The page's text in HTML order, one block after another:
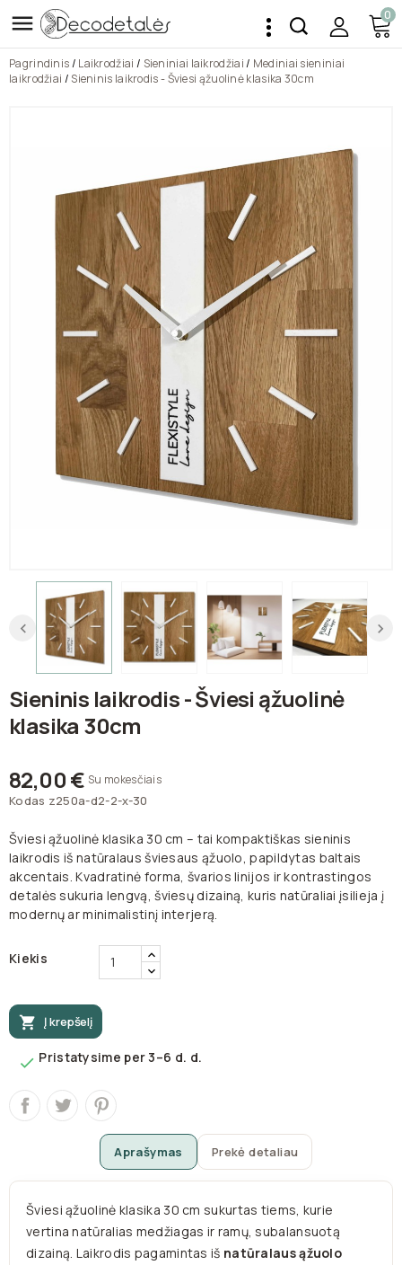
 0
Pagrindinis Laikrodžiai Sieniniai laikrodžiai
Mediniai sieniniai
laikrodžiai
Sieninis laikrodis - Šviesi ąžuolinė klasika 30cm
Sieninis laikrodis - Šviesi ąžuolinė
klasika 30cm
82,00 € Su mokesčiais
Kodas z250a-d2-2-x-30
Šviesi ąžuolinė klasika 30 cm – tai kompaktiškas sieninis
laikrodis iš natūralaus šviesaus ąžuolo, papildytas baltais
akcentais. Kvadratinė forma, švarios linijos ir kontrastingos
detalės sukuria lengvą, šviesų dizainą, kuris natūraliai įsilieja į
modernų ar minimalistinį interjerą.
Kiekis
 Į krepšelį
 Pristatysime per 3–6 d. d.
Aprašymas Prekė detaliau
Šviesi ąžuolinė klasika 30 cm sukurtas tiems, kurie
vertina natūralias medžiagas ir ramų, subalansuotą
dizainą. Laikrodis pagamintas iš natūralaus ąžuolo